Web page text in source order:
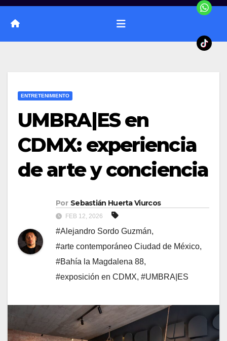
ENTRETENIMIENTO
UMBRA|ES en
CDMX: experiencia
de arte y conciencia
Por Sebastián Huerta Viurcos
FEB 12, 2026
#Alejandro Sordo Guzmán,
#arte contemporáneo Ciudad de México,
#Bahía la Magdalena 88,
#exposición en CDMX, #UMBRA|ES